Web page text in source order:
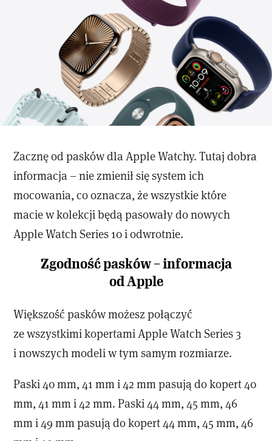
Zacznę od pasków dla Apple Watchy. Tutaj dobra
informacja – nie zmienił się system ich
mocowania, co oznacza, że wszystkie które
macie w kolekcji będą pasowały do nowych
Apple Watch Series 10 i odwrotnie.
Zgodność pasków – informacja
od Apple
Większość pasków możesz połączyć
ze wszystkimi kopertami Apple Watch Series 3
i nowszych modeli w tym samym rozmiarze.
Paski 40 mm, 41 mm i 42 mm pasują do kopert 40
mm, 41 mm i 42 mm. Paski 44 mm, 45 mm, 46
mm i 49 mm pasują do kopert 44 mm, 45 mm, 46